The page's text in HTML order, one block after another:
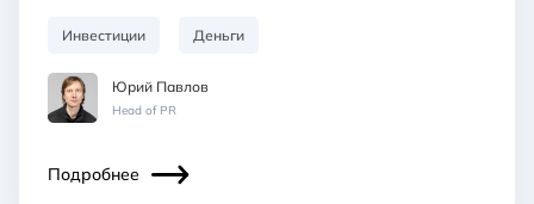
Инвестиции Деньги
Юрий Павлов
Head of PR
Подробнее